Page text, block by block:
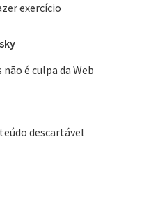
exercício
é culpa da Web
descartável